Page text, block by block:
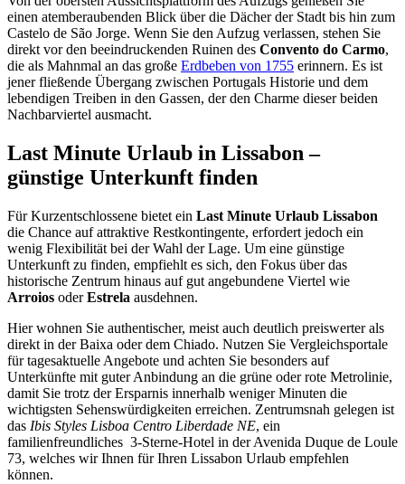
einen atemberaubenden Blick über die Dächer der Stadt bis hin zum
Castelo de São Jorge. Wenn Sie den Aufzug verlassen, stehen Sie
direkt vor den beeindruckenden Ruinen des Convento do Carmo,
die als Mahnmal an das große Erdbeben von 1755 erinnern. Es ist
jener fließende Übergang zwischen Portugals Historie und dem
lebendigen Treiben in den Gassen, der den Charme dieser beiden
Nachbarviertel ausmacht.
Last Minute Urlaub in Lissabon –
günstige Unterkunft finden
Für Kurzentschlossene bietet ein Last Minute Urlaub Lissabon
die Chance auf attraktive Restkontingente, erfordert jedoch ein
wenig Flexibilität bei der Wahl der Lage. Um eine günstige
Unterkunft zu finden, empfiehlt es sich, den Fokus über das
historische Zentrum hinaus auf gut angebundene Viertel wie
Arroios oderEstrela ausdehnen.
Hier wohnen Sie authentischer, meist auch deutlich preiswerter als
direkt in der Baixa oder dem Chiado. Nutzen Sie Vergleichsportale
für tagesaktuelle Angebote und achten Sie besonders auf
Unterkünfte mit guter Anbindung an die grüne oder rote Metrolinie,
damit Sie trotz der Ersparnis innerhalb weniger Minuten die
wichtigsten Sehenswürdigkeiten erreichen. Zentrumsnah gelegen ist
das Ibis Styles Lisboa Centro Liberdade NE, ein
familienfreundliches 3-Sterne-Hotel in der Avenida Duque de Loule
73, welches wir Ihnen für Ihren Lissabon Urlaub empfehlen
können.